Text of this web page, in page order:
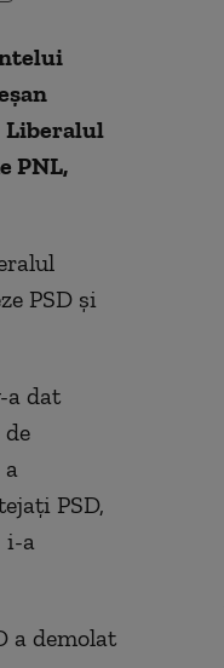
Liberalul
PNL,
PSD şi
a dat
a
PSD,
i-a
a demolat